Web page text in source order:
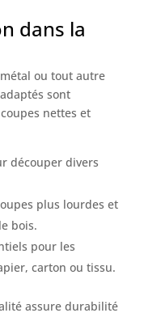
dans la
ou tout autre
sont
nettes et
découper divers
plus lourdes et
bois.
pour les
carton ou tissu.
assure durabilité